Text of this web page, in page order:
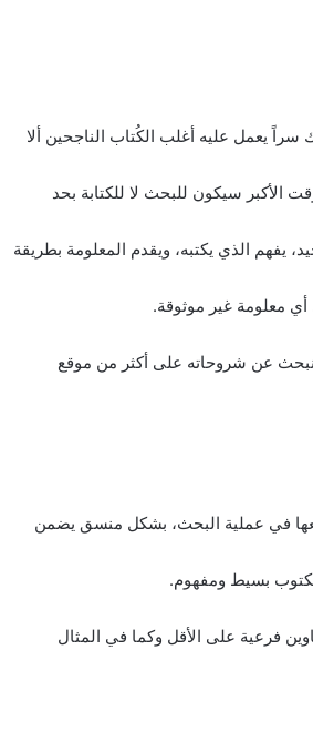
يعمل عليه أغلب الكُتاب الناجحين ألا
الأكبر سيكون للبحث لا للكتابة بحد
يفهم الذي يكتبه، ويقدم المعلومة بطريقة
أي معلومة غير موثوقة.
نبحث عن شروحاته على أكثر من موقع
في عملية البحث، بشكل منسق يضمن
بسيط ومفهوم.